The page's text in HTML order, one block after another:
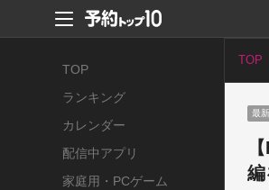
TOP
ランキング
カレンダー
配信中アプリ
家庭用・PCゲーム
TOP
最
編